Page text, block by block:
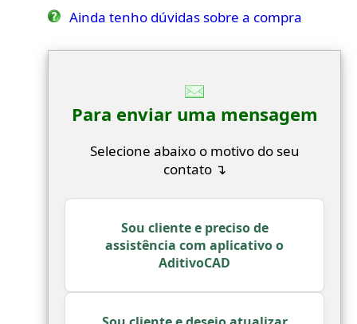
Ainda tenho dúvidas sobre a compra
Para enviar uma mensagem
Selecione abaixo o motivo do seu
contato ↴
Sou cliente e preciso de
assistência com aplicativo o
AditivoCAD